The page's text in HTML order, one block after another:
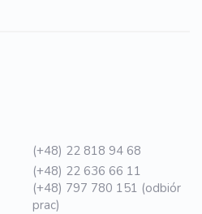
(+48) 22 818 94 68
(+48) 22 636 66 11
(+48) 797 780 151 (odbiór
prac)